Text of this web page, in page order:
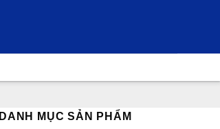
DANH MỤC SẢN PHẨM